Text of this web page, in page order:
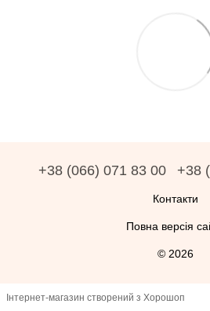
+38 (066) 071 83 00 +38
Контакти
Повна версія
© 2026
Інтернет-магазин створений з Хорошоп